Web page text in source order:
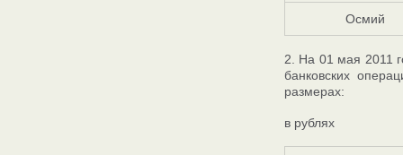
Осмий
2. На 01 мая 2011
банковских
размерах:
в рублях